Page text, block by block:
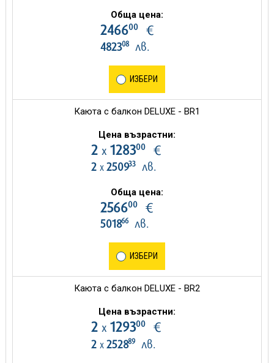
Обща цена:
246600€
482308лв.
ИЗБЕРИ
Каюта с балкон DELUXE - BR1
Цена възрастни:
2 х 128300€
2 х 250933лв.
Обща цена:
256600€
501866лв.
ИЗБЕРИ
Каюта с балкон DELUXE - BR2
Цена възрастни:
2 х 129300€
2 х 252889лв.